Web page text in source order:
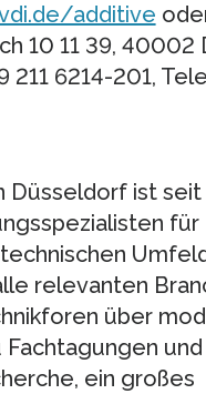
additive
10 11 39, 40002
211 6214-201,
Düsseldorf ist
relevanten
über
ein großes